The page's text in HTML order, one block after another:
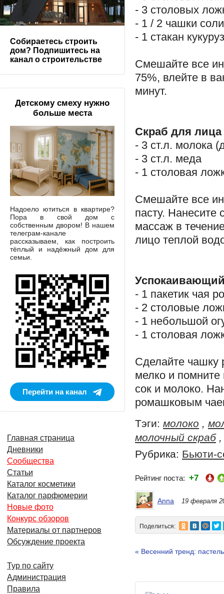
- 3 столовых
- 1 / 2 чашки соли
- 1 стакан
Смешайте все
75%, влейте в
минут.
Скраб для
- 3 ст.л. молока
- 3 ст.л. меда
- 1 столовая
Смешайте все
пасту. Нанесите
массаж в
лицо теплой
- 1 пакетик чая
- 2 столовые
- 1 небольшой
- 1 столовая
Сделайте чашку
мелко и помните
сок и молоко.
ромашковым
Тэги: молоко ,
молочный скраб
Рубрика: Бьюти-
Рейтинг поста: +7
Anna 19 февраля
Поделиться:
« Весенний тренд:
Собираетесь строить
дом? Подпишитесь на
канал о строительстве
Детскому смеху нужно
больше места
Надоело ютиться в квартире?
Пора в свой дом с
собственным двором! В нашем
телеграм-канале
рассказываем, как построить
тёплый и надёжный дом для
семьи.
Перейти на канал
Главная страница
Дневники
Сообщества
Статьи
Каталог косметики
Каталог парфюмерии
Новые фото
Конкурс обзоров
Материалы от партнеров
Обсуждение проекта
Тур по сайту
Администрация
Правила